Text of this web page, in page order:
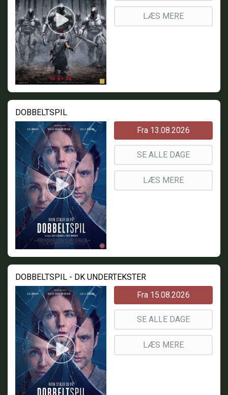
LÆS MERE
DOBBELTSPIL
Fra 13.08.2026
SE ALLE DAGE
LÆS MERE
DOBBELTSPIL - DK UNDERTEKSTER
Fra 15.08.2026
SE ALLE DAGE
LÆS MERE